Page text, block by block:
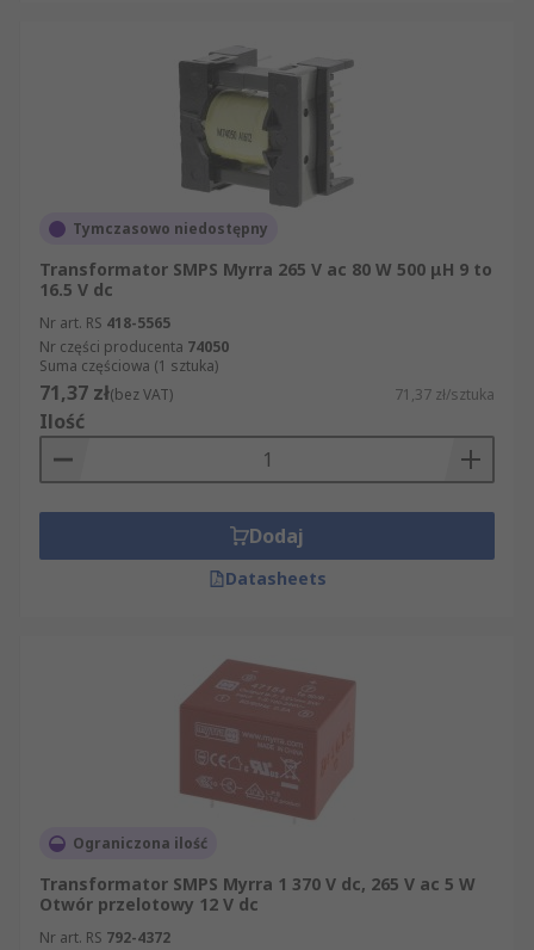
Tymczasowo niedostępny
Transformator SMPS Myrra 265 V ac 80 W 500 μH 9 to
16.5 V dc
Nr art. RS 418-5565
Nr części producenta 74050
Suma częściowa (1 sztuka)
71,37 zł(bez VAT) 71,37 zł/sztuka
Ilość
Dodaj
Datasheets
Ograniczona ilość
Transformator SMPS Myrra 1 370 V dc, 265 V ac 5 W
Otwór przelotowy 12 V dc
Nr art. RS 792-4372